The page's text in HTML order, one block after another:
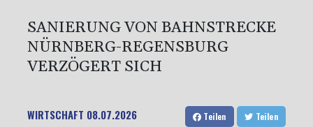
SANIERUNG VON BAHNSTRECKE
NÜRNBERG-REGENSBURG
VERZÖGERT SICH
WIRTSCHAFT 08.07.2026 Teilen Teilen